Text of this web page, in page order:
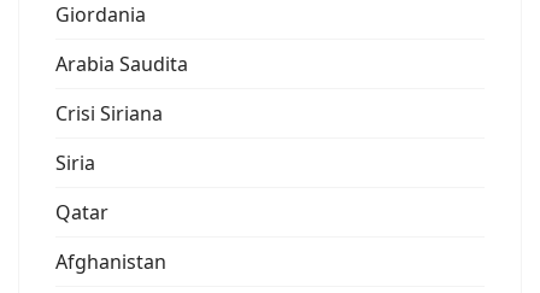
Giordania
Arabia Saudita
Crisi Siriana
Siria
Qatar
Afghanistan